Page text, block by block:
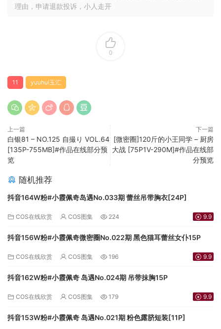
理由，申请退款投诉，小人走开
0
11 yuuhui玉汇
上一篇
白银81 – NO.125 自撮り VOL.64
[135P-755MB]#作品在线部分预
览
下一篇
[微密圈]120斤的小王同学 – 厨房
大战 [75P1V-290M]#作品在线部
分预览
随机推荐
抖音164W粉#小霞佩奇岛遇No.033期 蕾丝吊带胸衣[24P]
COS在线欣赏 COS图集 224 9.9
抖音156W粉#小霞佩奇微密圈No.022期 黑色猫耳蕾丝女仆15P
COS在线欣赏 COS图集 196 9.9
抖音162W粉#小霞佩奇 岛遇No.024期 吊带抹胸15P
COS在线欣赏 COS图集 179 9.9
抖音153W粉#小霞佩奇 岛遇No.021期 粉色露脐短装[11P]